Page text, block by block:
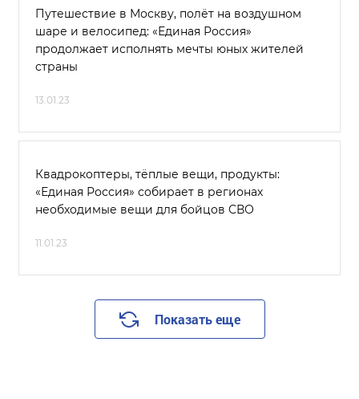
Путешествие в Москву, полёт на воздушном
шаре и велосипед: «Единая Россия»
продолжает исполнять мечты юных жителей
страны
13.01.23
Квадрокоптеры, тёплые вещи, продукты:
«Единая Россия» собирает в регионах
необходимые вещи для бойцов СВО
11.01.23
Показать еще